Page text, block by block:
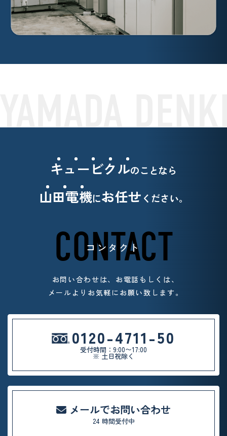
キュービクルのことなら
山田電機にお任せ ください。
CONTACT
コンタクト
お問い合わせは、お電話もしくは、
メールよりお気軽 にお願い致します。
0120-4711-50
受付時間：9:00〜17:00
※ 土日祝除く
メールでお問い合わせ
24 時間受付中